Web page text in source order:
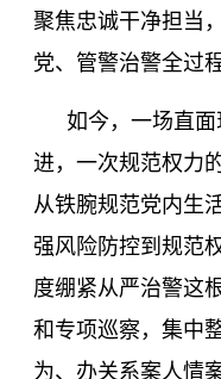
聚焦忠诚干净担当
党、管警治警全过程
如今，一场直面
进，一次规范权力
从铁腕规范党内生
强风险防控到规范
度绷紧从严治警这
和专项巡察，集中
为、办关系案人情